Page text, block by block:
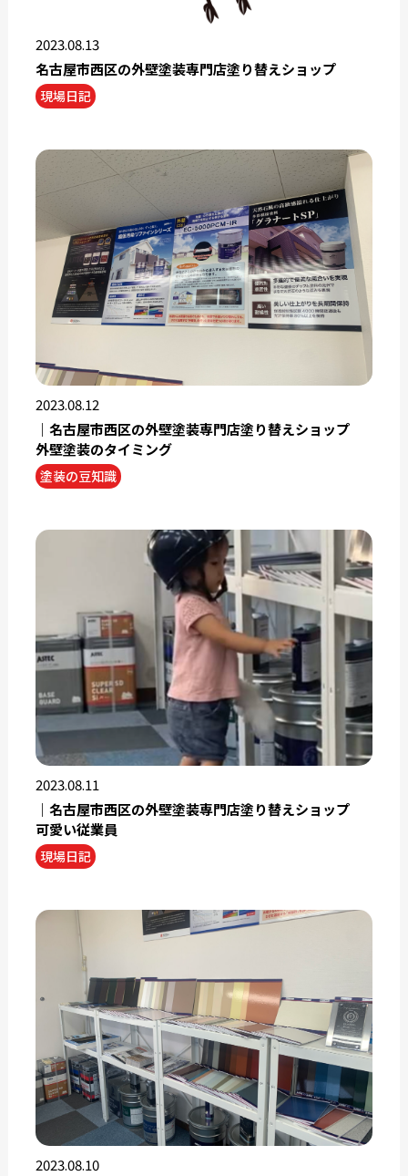
2023.08.13
名古屋市西区の外壁塗装専門店塗り替えショップ
現場日記
2023.08.12
｜名古屋市西区の外壁塗装専門店塗り替えショップ
外壁塗装のタイミング
塗装の豆知識
2023.08.11
｜名古屋市西区の外壁塗装専門店塗り替えショップ
可愛い従業員
現場日記
2023.08.10